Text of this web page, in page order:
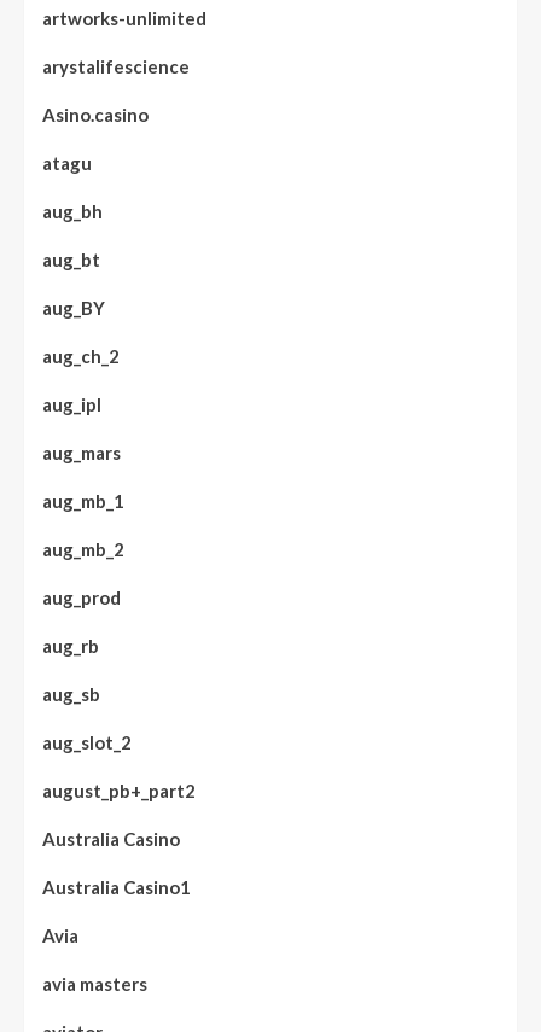
artworks-unlimited
arystalifescience
Asino.casino
atagu
aug_bh
aug_bt
aug_BY
aug_ch_2
aug_ipl
aug_mars
aug_mb_1
aug_mb_2
aug_prod
aug_rb
aug_sb
aug_slot_2
august_pb+_part2
Australia Casino
Australia Casino1
Avia
avia masters